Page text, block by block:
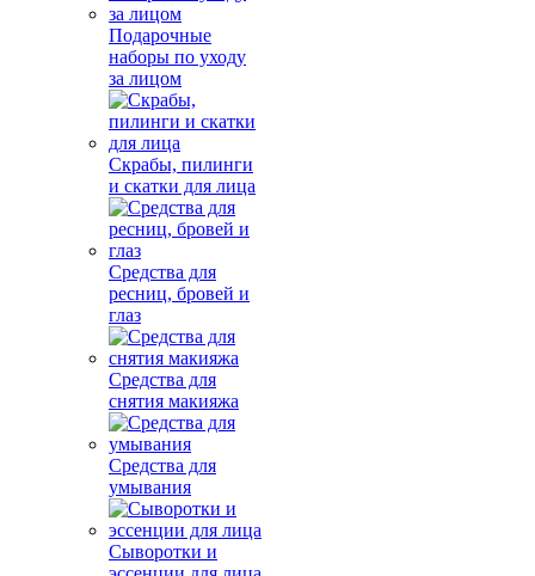
Подарочные
наборы по уходу
за лицом
Скрабы, пилинги
и скатки для лица
Средства для
ресниц, бровей и
глаз
Средства для
снятия макияжа
Средства для
умывания
Сыворотки и